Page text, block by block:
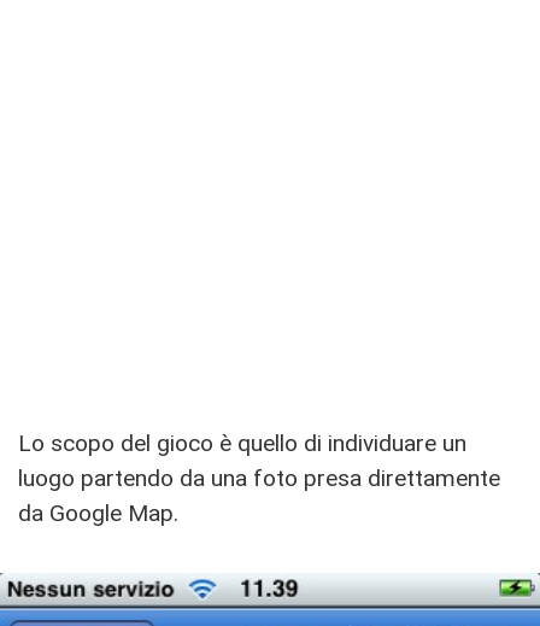
Lo scopo del gioco è quello di individuare un
luogo partendo da una foto presa direttamente
da Google Map.